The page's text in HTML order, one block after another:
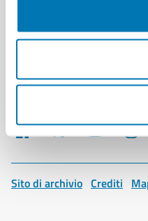
Dichiarazione di accessibilità
Segnalazione problemi di
Facebook
X YouTube
Sito di archivio Crediti